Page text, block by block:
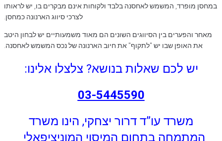
במחסן מופרד, המשמש לאחסנה בלבד ולקוחות אינם מבקרים בו, יש לראותו
לצרכי סיווג הארנונה כמחסן.
מאחר והפערים בין הסיווגים השונים הם מאוד משמעותיים יש לבחון היטב
את האופן שבו יש "לתקוף" את חיוב הארנונה של נכס המשמש לאחסנה.
יש לכם שאלות בנושא? צלצלו אלינו:
03-5445590
משרד עו”ד דרור יצחקי, הינו משרד
המתמחה בתחום המיסוי המוניציפאלי